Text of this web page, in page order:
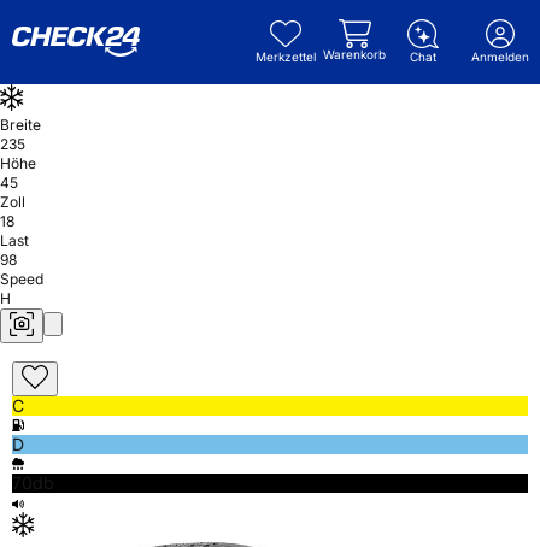
Merkzettel Warenkorb Chat Anmelden
Breite
235
Höhe
45
Zoll
18
Last
98
Speed
H
C
D
70db